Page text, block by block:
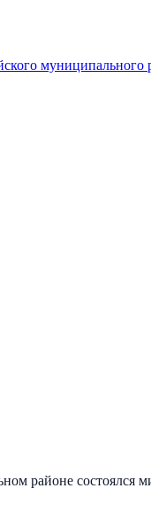
муниципального
районе состоялся